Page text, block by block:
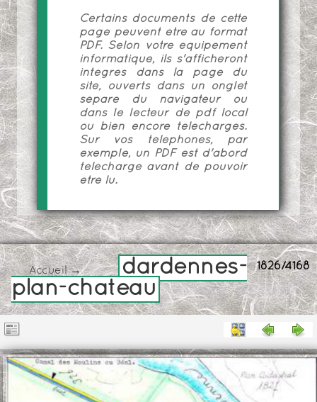
Certains documents de cette
page peuvent être au format
PDF. Selon votre équipement
informatique, ils s'afficheront
intégrés dans la page du
site, ouverts dans un onglet
séparé du navigateur ou
dans le lecteur de pdf local
ou bien encore téléchargés.
Sur vos téléphones, par
exemple, un PDF est d'abord
téléchargé avant de pouvoir
être lu.
1826/4168
Accueil→
dardennes-
plan-chateau